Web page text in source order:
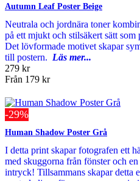
Autumn Leaf Poster Beige
Neutrala och jordnära toner
på ett mjukt och stilsäkert sätt som
Det lövformade motivet skapar
till postern. Läs mer...
279 kr
Från 179 kr
-29%
Human Shadow Poster Grå
I detta print skapar fotografen ett
med skuggorna från fönster och
intryck! Tillsammans skapar detta